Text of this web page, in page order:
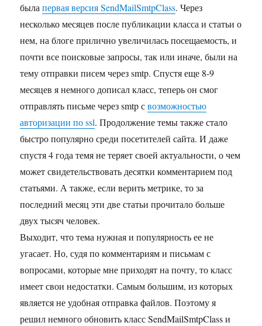
php
былапервая версия SendMailSmtpClass. Через
несколько месяцев после публикации класса и статьи о
нем, на блоге прилично увеличилась посещаемость, и
почти все поисковые запросы, так или иначе, были на
тему отправки писем через smtp. Спустя еще 8-9
месяцев я немного дописал класс, теперь он смог
отправлять письме через smtp свозможностью
авторизации по ssl. Продолжение темы также стало
быстро популярно среди посетителей сайта. И даже
спустя 4 года темя не теряет своей актуальности, о чем
может свидетельствовать десятки комментарием под
статьями. А также, если верить метрике, то за
последний месяц эти две статьи прочитало больше
двух тысяч человек.
Выходит, что тема нужная и популярность ее не
угасает. Но, судя по комментариям и письмам с
вопросами, которые мне приходят на почту, то класс
имеет свои недостатки. Самым большим, из которых
является не удобная отправка файлов. Поэтому я
решил немного обновить класс SendMailSmtpClass и